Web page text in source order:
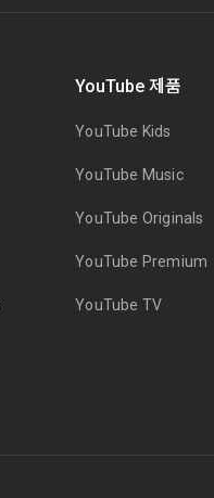
YouTube 제품
YouTube Kids
YouTube Music
YouTube Originals
YouTube Premium
YouTube TV